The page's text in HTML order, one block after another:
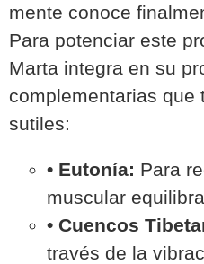
mente conoce
Para potenciar este
Marta integra en su
complementarias que
sutiles:
• Eutonía: Para
muscular
• Cuencos
través de la